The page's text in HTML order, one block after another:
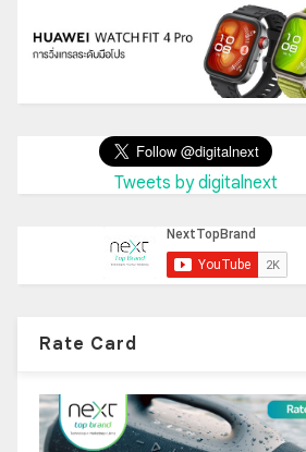
Tweets by digitalnext
Rate Card